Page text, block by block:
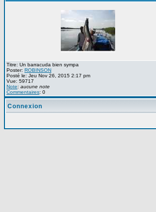
Titre: Un barracuda bien sympa
Poster: ROBINSON
Posté le: Jeu Nov 26, 2015 2:17 pm
Vue: 59717
Note: aucune note
Commentaires: 0
Connexion